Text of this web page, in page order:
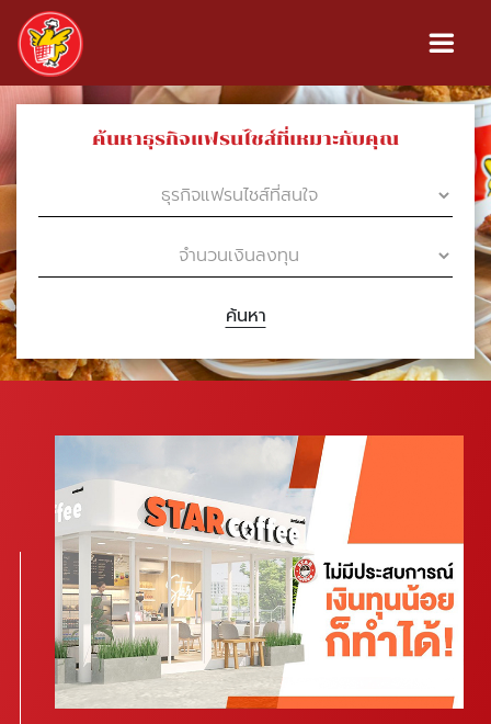
ค้นหาธุรกิจแฟรนไชส์ที่เหมาะกับคุณ
ค้นหา